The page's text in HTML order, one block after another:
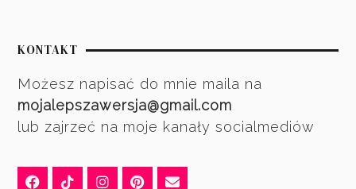
KONTAKT
Możesz napisać do mnie maila na
mojalepszawersja@gmail.com
lub zajrzeć na moje kanały socialmediów